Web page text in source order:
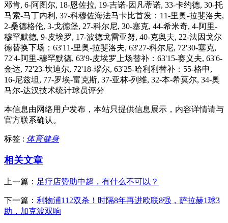
邓肯, 6-阿图尔, 18-恩佐拉, 19-吉诺-因凡蒂诺, 33-卡约德, 30-托
马索-马丁内利, 37-科穆佐海法马卡比首发：11-里奥-拉斐洛夫,
2-桑德格伦, 3-戈德堡, 27-科尔尼, 30-塞克, 44-希米奇, 4-阿里-
穆罕默德, 9-皮埃罗, 17-波德戈雷亚努, 40-克奥夫, 22-法因戈尔
德替换下场：63'11-里奥-拉斐洛夫, 63'27-科尔尼, 72'30-塞克,
72'4-阿里-穆罕默德, 63'9-皮埃罗上场替补：63'15-赛义夫, 63'6-
金达, 72'23-坎迪尔, 72'18-瑙尔, 63'25-哈利利替补：55-格申,
16-尼兹坦, 77-罗埃-富克斯, 37-亚林-列维, 32-本-希莫尔, 34-奥
马尔-达汉技术统计球员评分
本信息由网络用户发布， 本站只提供信息展示，内容详情请与
官方联系确认。
标签 : 体育健身
相关文章
上一篇： 足疗店赞助中超，有什么不可以？
下一篇： 利物浦112双杀！时隔8年再进欧联8强，萨拉赫1球3
助，加克波双响